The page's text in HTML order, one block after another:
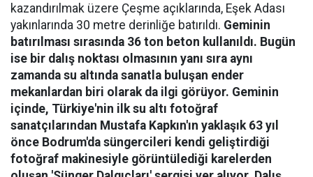
kazandırılmak üzere Çeşme açıklarında, Eşek Adası
yakınlarında 30 metre derinliğe batırıldı. Geminin
batırılması sırasında 36 ton beton kullanıldı. Bugün
ise bir dalış noktası olmasının yanı sıra aynı
zamanda su altında sanatla buluşan ender
mekanlardan biri olarak da ilgi görüyor. Geminin
içinde, Türkiye'nin ilk su altı fotoğraf
sanatçılarından Mustafa Kapkın'ın yaklaşık 63 yıl
önce Bodrum'da süngercileri kendi geliştirdiği
fotoğraf makinesiyle görüntülediği karelerden